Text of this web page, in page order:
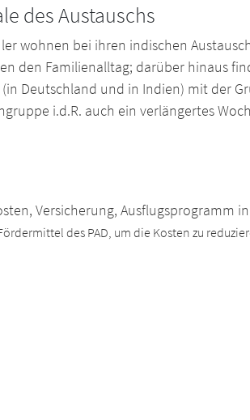
des Austauschs
wohnen bei ihren indischen
den Familienalltag; darüber hinaus
Deutschland und in Indien) mit der
i.d.R. auch ein verlängertes
Versicherung, Ausflugsprogramm
des PAD, um die Kosten zu